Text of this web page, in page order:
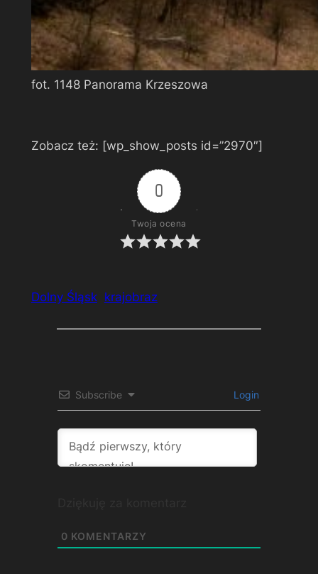
fot. 1148 Panorama Krzeszowa
Zobacz też: [wp_show_posts id=”2970″]
0
Twoja ocena
Dolny Śląsk krajobraz
Subscribe Login
0 KOMENTARZY